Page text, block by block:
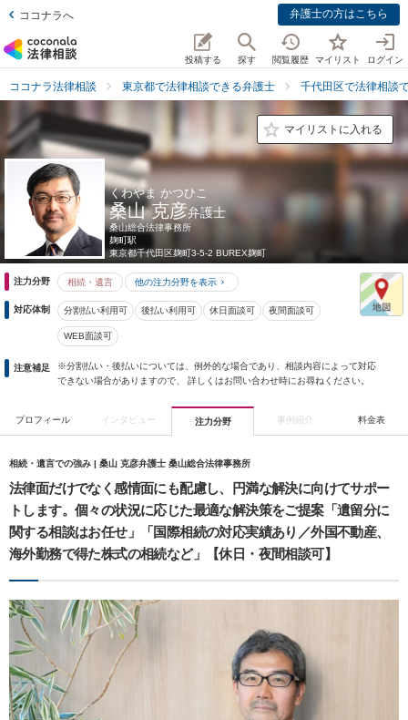
ココナラへ 弁護士の方はこちら
投稿する 探す 閲覧履歴 マイリスト ログイン
ココナラ法律相談 東京都で法律相談できる弁護士 千代田区で法律相談
マイリストに入れる
くわやま かつひこ
桑山 克彦弁護士
桑山総合法律事務所
麹町駅
東京都千代田区麹町3-5-2 BUREX麹町
注力分野 相続・遺言 他の注力分野を表示
対応体制 分割払い利用可 後払い利用可 休日面談可 夜間面談可
WEB面談可
注意補足
※分割払い・後払いについては、例外的な場合であり、相談内容によって対応
できない場合がありますので、 詳しくはお問い合わせ時にお尋ねください。
プロフィール インタビュー 注力分野 事例紹介 料金表
相続・遺言での強み | 桑山 克彦弁護士 桑山総合法律事務所
法律面だけでなく感情面にも配慮し、円満な解決に向けてサポー
トします。個々の状況に応じた最適な解決策をご提案「遺留分に
関する相談はお任せ」「国際相続の対応実績あり／外国不動産、
海外勤務で得た株式の相続など」【休日・夜間相談可】